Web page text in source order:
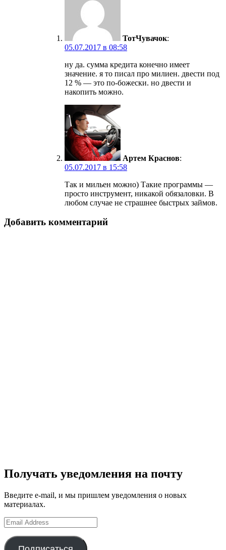
ТотЧувачок:
05.07.2017 в 08:58
ну да. сумма кредита конечно имеет
значение. я то писал про милиен. двести под
12 % — это по-божески. но двести и
накопить можно.
Артем Краснов:
05.07.2017 в 15:58
Так и мильен можно) Такие программы —
просто инструмент, никакой обязаловки. В
любом случае не страшнее быстрых займов.
Добавить комментарий
Получать уведомления на почту
Введите e-mail, и мы пришлем уведомления о новых
материалах.
Email
Address